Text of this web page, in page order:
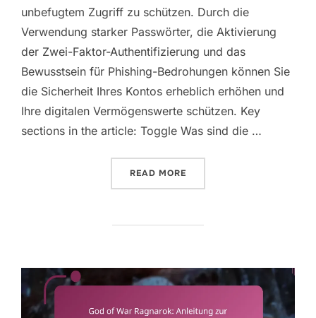
unbefugtem Zugriff zu schützen. Durch die
Verwendung starker Passwörter, die Aktivierung
der Zwei-Faktor-Authentifizierung und das
Bewusstsein für Phishing-Bedrohungen können Sie
die Sicherheit Ihres Kontos erheblich erhöhen und
Ihre digitalen Vermögenswerte schützen. Key
sections in the article: Toggle Was sind die …
READ MORE